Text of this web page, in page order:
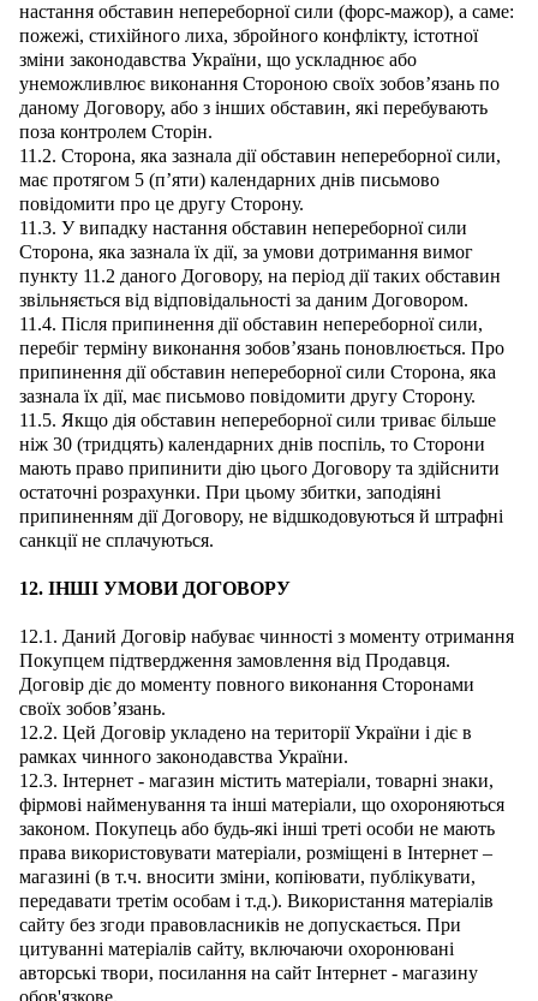
настання обставин непереборної сили (форс-мажор), а саме:
пожежі, стихійного лиха, збройного конфлікту, істотної
зміни законодавства України, що ускладнює або
унеможливлює виконання Стороною своїх зобов’язань по
даному Договору, або з інших обставин, які перебувають
поза контролем Сторін.
11.2. Сторона, яка зазнала дії обставин непереборної сили,
має протягом 5 (п’яти) календарних днів письмово
повідомити про це другу Сторону.
11.3. У випадку настання обставин непереборної сили
Сторона, яка зазнала їх дії, за умови дотримання вимог
пункту 11.2 даного Договору, на період дії таких обставин
звільняється від відповідальності за даним Договором.
11.4. Після припинення дії обставин непереборної сили,
перебіг терміну виконання зобов’язань поновлюється. Про
припинення дії обставин непереборної сили Сторона, яка
зазнала їх дії, має письмово повідомити другу Сторону.
11.5. Якщо дія обставин непереборної сили триває більше
ніж 30 (тридцять) календарних днів поспіль, то Сторони
мають право припинити дію цього Договору та здійснити
остаточні розрахунки. При цьому збитки, заподіяні
припиненням дії Договору, не відшкодовуються й штрафні
санкції не сплачуються.
12. ІНШІ УМОВИ ДОГОВОРУ
12.1. Даний Договір набуває чинності з моменту отримання
Покупцем підтвердження замовлення від Продавця.
Договір діє до моменту повного виконання Сторонами
своїх зобов’язань.
12.2. Цей Договір укладено на території України і діє в
рамках чинного законодавства України.
12.3. Інтернет - магазин містить матеріали, товарні знаки,
фірмові найменування та інші матеріали, що охороняються
законом. Покупець або будь-які інші треті особи не мають
права використовувати матеріали, розміщені в Інтернет –
магазині (в т.ч. вносити зміни, копіювати, публікувати,
передавати третім особам і т.д.). Використання матеріалів
сайту без згоди правовласників не допускається. При
цитуванні матеріалів сайту, включаючи охоронювані
авторські твори, посилання на сайт Інтернет - магазину
обов'язкове.